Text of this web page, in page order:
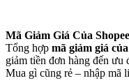
Mã Giảm Giá Của
Tổng hợp mã giảm giá
giảm tiền đơn hàng đến ưu
Mua gì cũng rẻ – nhập mã